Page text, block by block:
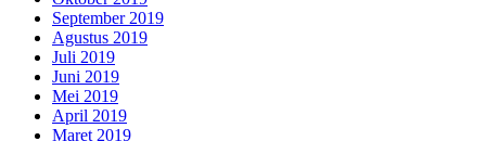
September 2019
Agustus 2019
Juli 2019
Juni 2019
Mei 2019
April 2019
Maret 2019